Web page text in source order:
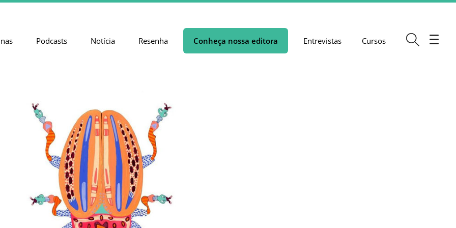
Podcasts Notícia Resenha Conheça nossa editora Entrevistas Cursos